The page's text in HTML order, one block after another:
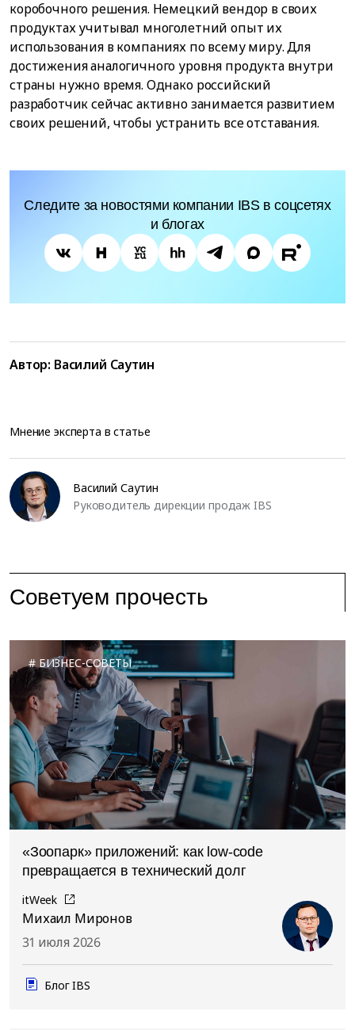
коробочного решения. Немецкий вендор в своих
продуктах учитывал многолетний опыт их
использования в компаниях по всему миру. Для
достижения аналогичного уровня продукта внутри
страны нужно время. Однако российский
разработчик сейчас активно занимается развитием
своих решений, чтобы устранить все отставания.
Следите за новостями компании IBS в соцсетях
и блогах
Автор: Василий Саутин
Мнение эксперта в статье
Василий Саутин
Руководитель дирекции продаж IBS
Советуем прочесть
БИЗНЕС-СОВЕТЫ
«Зоопарк» приложений: как low-code
превращается в технический долг
itWeek
Михаил Миронов
31 июля 2026
Блог IBS